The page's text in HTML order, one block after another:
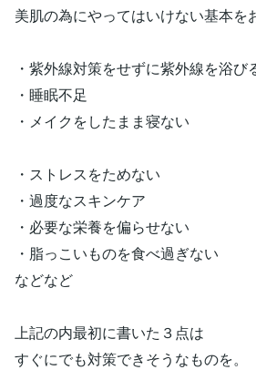
美肌の為にやってはいけない基本を
・紫外線対策をせずに紫外線を浴び
・睡眠不足
・メイクをしたまま寝ない
・ストレスをためない
・過度なスキンケア
・必要な栄養を偏らせない
・脂っこいものを食べ過ぎない
などなど
上記の内最初に書いた３点は
すぐにでも対策できそうなものを。